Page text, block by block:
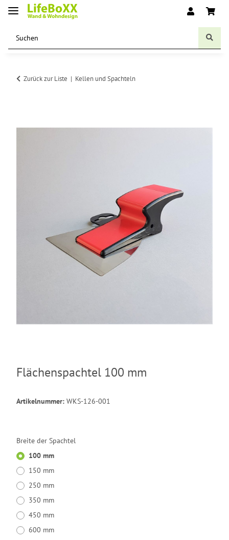
Zurück zur Liste Kellen und Spachteln
Flächenspachtel 100 mm
Artikelnummer: WKS-126-001
Breite der Spachtel
100 mm
150 mm
250 mm
350 mm
450 mm
600 mm